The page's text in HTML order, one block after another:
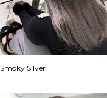
Smoky Silver